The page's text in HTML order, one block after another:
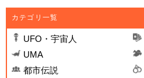
カテゴリ一覧
UFO・宇宙人
UMA
都市伝説